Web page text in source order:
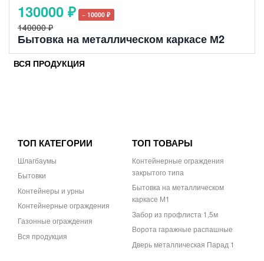
130000 ₽ − 10000 ₽
140000 ₽
Бытовка на металлическом каркасе М2
ВСЯ ПРОДУКЦИЯ
ТОП КАТЕГОРИИ
Шлагбаумы
Бытовки
Контейнеры и урны
Контейнерные ограждения
Газонные ограждения
Вся продукция
ТОП ТОВАРЫ
Контейнерные ограждения
закрытого типа
Бытовка на металлическом
каркасе М1
Забор из профлиста 1,5м
Ворота гаражные распашные
Дверь металлическая Парад 1